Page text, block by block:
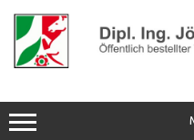
Inhalt
springen